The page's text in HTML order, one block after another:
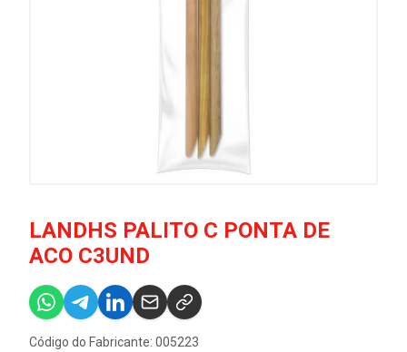
LANDHS PALITO C PONTA DE
ACO C3UND
Código do Fabricante: 005223